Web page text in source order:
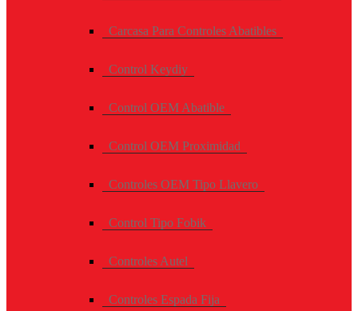
Carcasa Para Controles Abatibles
Control Keydiy
Control OEM Abatible
Control OEM Proximidad
Controles OEM Tipo Llavero
Control Tipo Fobik
Controles Autel
Controles Espada Fija